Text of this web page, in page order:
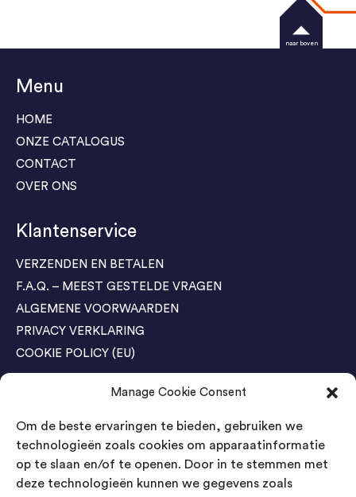
Manage Cookie Consent
Om de beste ervaringen te bieden, gebruiken we
technologieën zoals cookies om apparaatinformatie
op te slaan en/of te openen. Door in te stemmen met
deze technologieën kunnen we gegevens zoals
Menu
HOME
ONZE CATALOGUS
CONTACT
OVER ONS
Klantenservice
VERZENDEN EN BETALEN
F.A.Q. – MEEST GESTELDE VRAGEN
ALGEMENE VOORWAARDEN
PRIVACY VERKLARING
COOKIE POLICY (EU)
Agenda Trade Shows
04-05 November / SVG FAIR Winterswijk
Bestel GRATIS kaarten
Bestel GRATIS kaarten
naar boven